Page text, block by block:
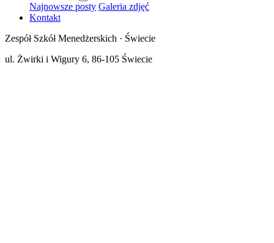
Najnowsze posty Galeria zdjęć
Kontakt
Zespół Szkół Menedżerskich · Świecie
ul. Żwirki i Wigury 6, 86-105 Świecie